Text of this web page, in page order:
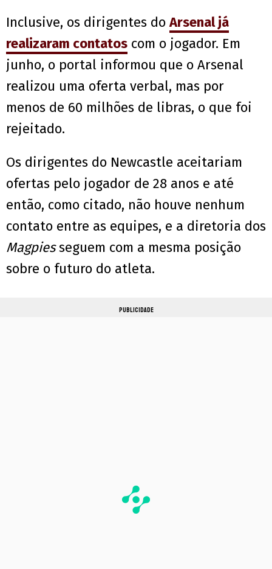
Inclusive, os dirigentes doArsenal já
realizaram contatos com o jogador. Em
junho, o portal informou que o Arsenal
realizou uma oferta verbal, mas por
menos de 60 milhões de libras, o que foi
rejeitado.
Os dirigentes do Newcastle aceitariam
ofertas pelo jogador de 28 anos e até
então, como citado, não houve nenhum
contato entre as equipes, e a diretoria dos
Magpiesseguem com a mesma posição
sobre o futuro do atleta.
PUBLICIDADE